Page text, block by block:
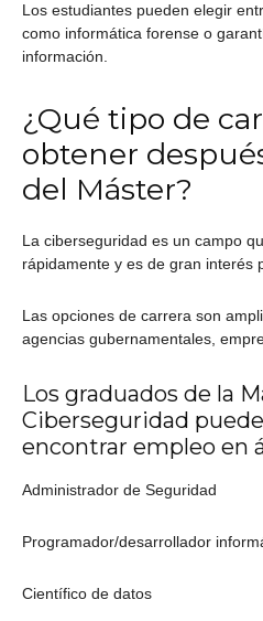
Los estudiantes pueden elegir
como informática forense o
información.
¿Qué tipo de
obtener
del Máster?
La ciberseguridad es un campo
rápidamente y es de gran interés
Las opciones de carrera son
agencias gubernamentales,
Los graduados de la
Ciberseguridad
encontrar empleo en
Administrador de Seguridad
Programador/desarrollador
Científico de datos